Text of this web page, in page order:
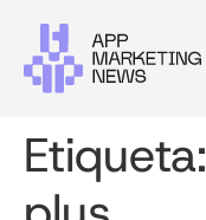
Etiqueta: